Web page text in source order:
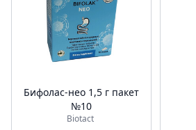
Бифолаc-нео 1,5 г пакет
№10
Biotact